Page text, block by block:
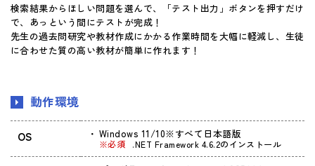
検索結果からほしい問題を選んで、「テスト出力」ボタンを押すだけ
で、あっという間にテストが完成！
先生の過去問研究や教材作成にかかる作業時間を大幅に軽減し、生徒
に合わせた質の高い教材が簡単に作れます！
動作環境
OS Windows 11/10※すべて日本語版
※必須 .NET Framework 4.6.2のインストール